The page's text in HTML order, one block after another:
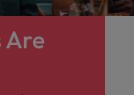
Are